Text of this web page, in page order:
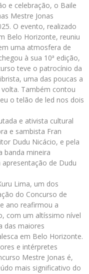
e celebração, o Baile
Mestre Jonas
O evento, realizado
Belo Horizonte, reuniu
uma atmosfera de
à sua 10ª edição,
teve o patrocínio da
uma das poucas a
Também contou
o telão de led nos dois
e ativista cultural
e sambista Fran
Dudu Nicácio, e pela
banda mineira
de Dudu
Lima, um dos
do Concurso de
ano reafirmou a
com um altíssimo nível
das maiores
em Belo Horizonte.
e intérpretes
Mestre Jonas é,
mais significativo do